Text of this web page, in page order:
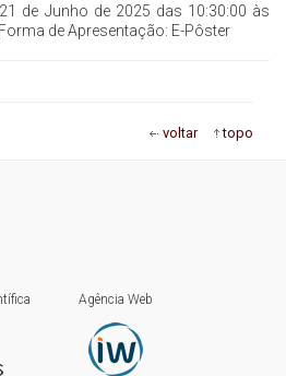
de Junho de 2025 das 10:30:00 às
de Apresentação: E-Pôster
voltar topo
Agência Web